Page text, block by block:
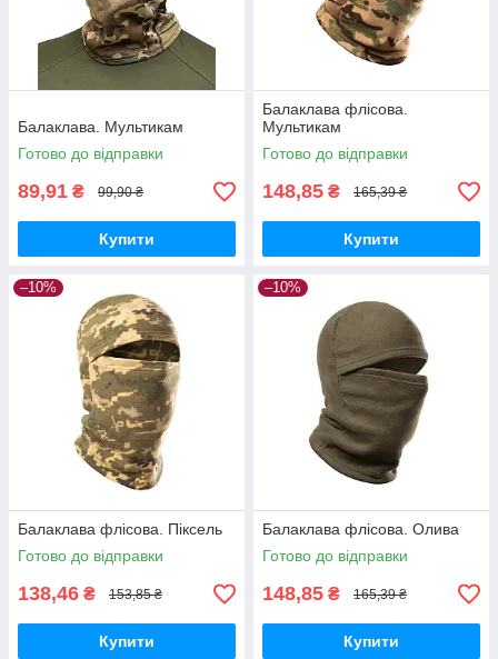
Балаклава. Мультикам
Готово до відправки
89,91 ₴ 99,90 ₴
Купити
Балаклава флісова.
Мультикам
Готово до відправки
148,85 ₴ 165,39 ₴
Купити
–10%
Балаклава флісова. Піксель
Готово до відправки
138,46 ₴ 153,85 ₴
Купити
–10%
Балаклава флісова. Олива
Готово до відправки
148,85 ₴ 165,39 ₴
Купити